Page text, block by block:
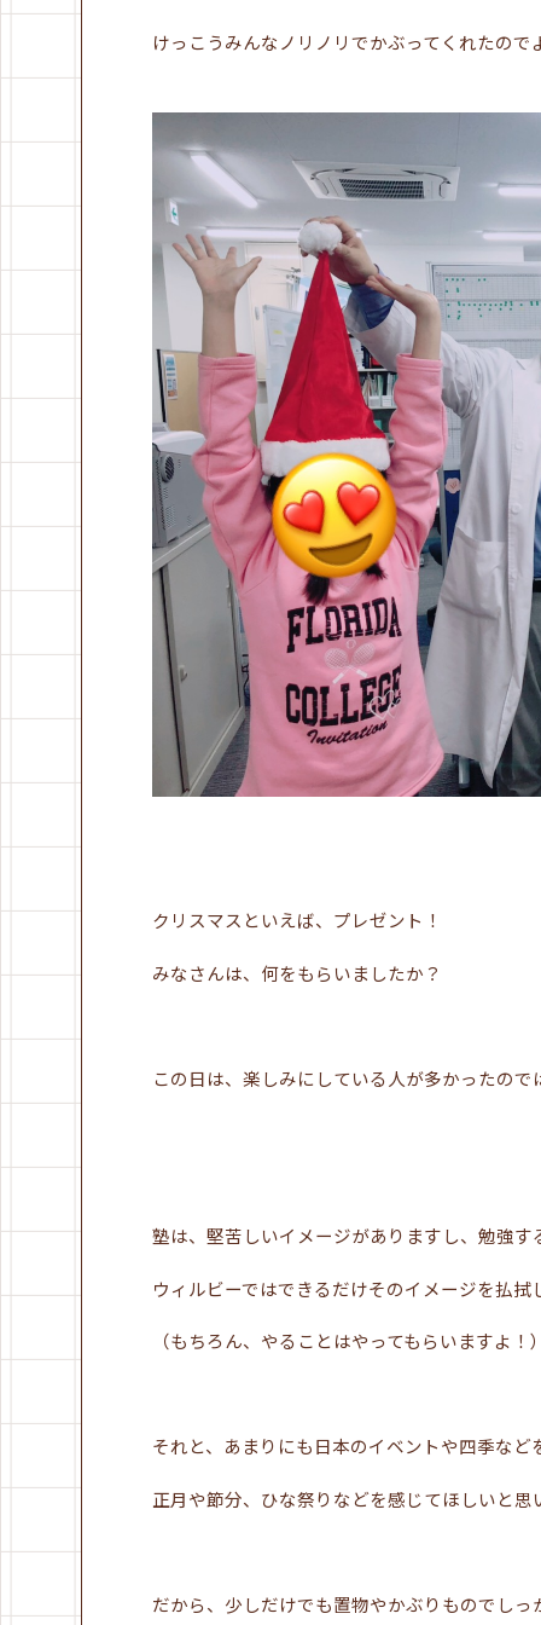
けっこうみんなノリノリでかぶってくれたので
クリスマスといえば、プレゼント！
みなさんは、何をもらいましたか？
この日は、楽しみにしている人が多かったの
塾は、堅苦しいイメージがありますし、勉強
ウィルビーではできるだけそのイメージを払
（もちろん、やることはやってもらいますよ！
それと、あまりにも日本のイベントや四季な
正月や節分、ひな祭りなどを感じてほしいと思
だから、少しだけでも置物やかぶりものでし